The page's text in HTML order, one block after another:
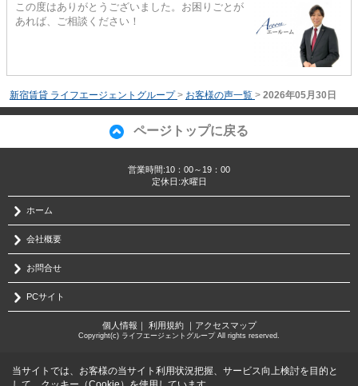
この度はありがとうございました。お困りごとが
あれば、ご相談ください！
新宿賃貸 ライフエージェントグループ > お客様の声一覧 > 2026年05月30日
ページトップに戻る
営業時間:10：00～19：00
定休日:水曜日
ホーム
会社概要
お問合せ
PCサイト
個人情報 利用規約｜ アクセスマップ
Copyright(c) ライフエージェントグループ All rights reserved.
当サイトでは、お客様の当サイト利用状況把握、サービス向上検討を目的と